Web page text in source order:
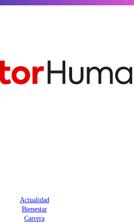
Actualidad
Bienestar
Carrera